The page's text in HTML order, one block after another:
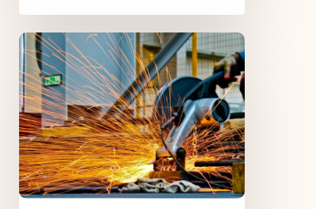
Vous
êtes
fabricant
:
comment
digitaliser
votre
offre
BtoB
?